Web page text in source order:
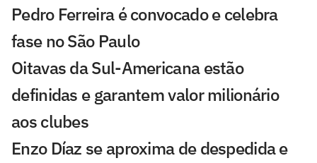
Pedro Ferreira é convocado e celebra
fase no São Paulo
Oitavas da Sul-Americana estão
definidas e garantem valor milionário
aos clubes
Enzo Díaz se aproxima de despedida e